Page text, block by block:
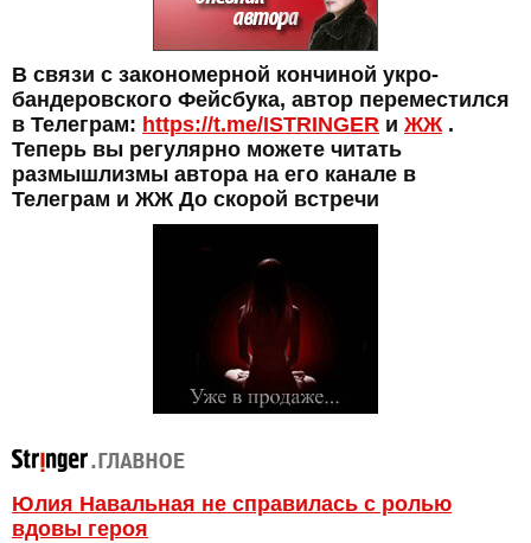
В связи с закономерной кончиной укро-
бандеровского Фейсбука, автор переместился
в Телеграм: https://t.me/ISTRINGER и ЖЖ .
Теперь вы регулярно можете читать
размышлизмы автора на его канале в
Телеграм и ЖЖ До скорой встречи
Юлия Навальная не справилась с ролью
вдовы героя